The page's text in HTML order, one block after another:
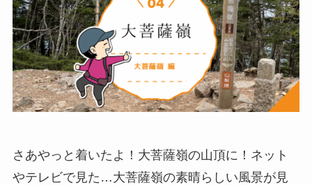
さあやっと着いたよ！大菩薩嶺の山頂に！ネット
やテレビで見た…大菩薩嶺の素晴らしい風景が見